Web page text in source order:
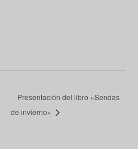
Presentación del libro «Sendas
de invierno»